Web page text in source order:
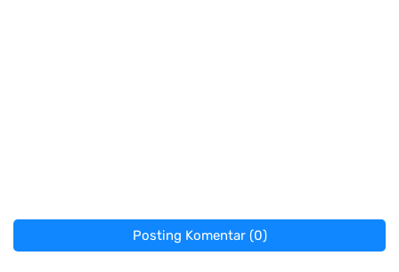
Posting Komentar (0)